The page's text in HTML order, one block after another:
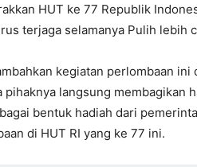
HUT ke 77 Republik
terjaga selamanya Pulih lebih
kegiatan perlombaan
pihaknya langsung membagikan
bentuk hadiah dari
di HUT RI yang ke 77 ini.